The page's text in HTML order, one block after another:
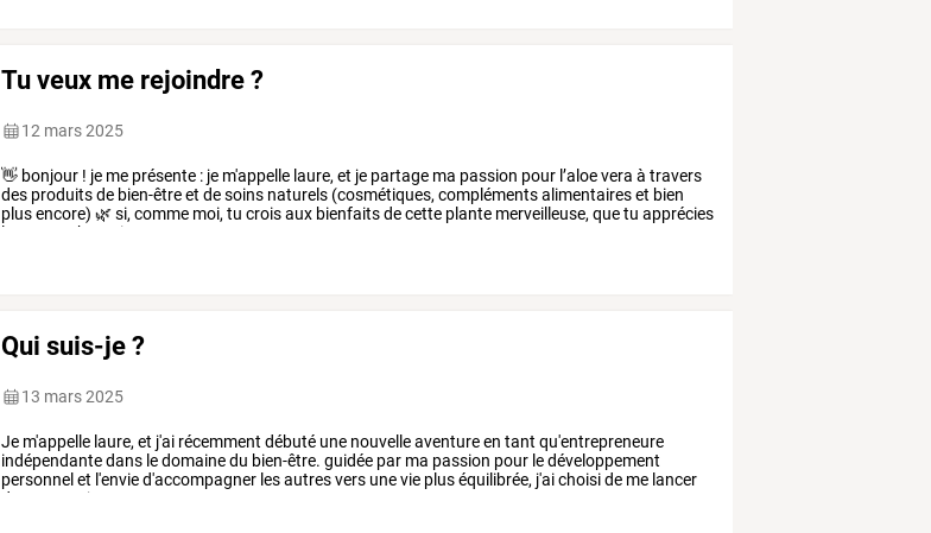
Tu veux me rejoindre ?
12 mars 2025
👋 bonjour ! je me présente : je m'appelle laure,et je partage ma passion pour l’aloevera à travers
des produitsde bien-êtreet desoins naturels (cosmétiques,complémentsalimentaireset bien
plusencore) 🌿 si,comme moi,tu croisaux bienfaitsdecette plante merveilleuse,quetu apprécies
le
humain
Qui suis-je ?
13 mars 2025
Je m'appelle laure,et j'ai récemment débuté une nouvelleaventureen tant qu'entrepreneure
indépendantedans ledomainedu bien-être. guidée par ma passion pour ledéveloppement
personnel et l'envied'accompagner lesautresvers unevie pluséquilibrée, j'aichoiside me lancer
dans
projet